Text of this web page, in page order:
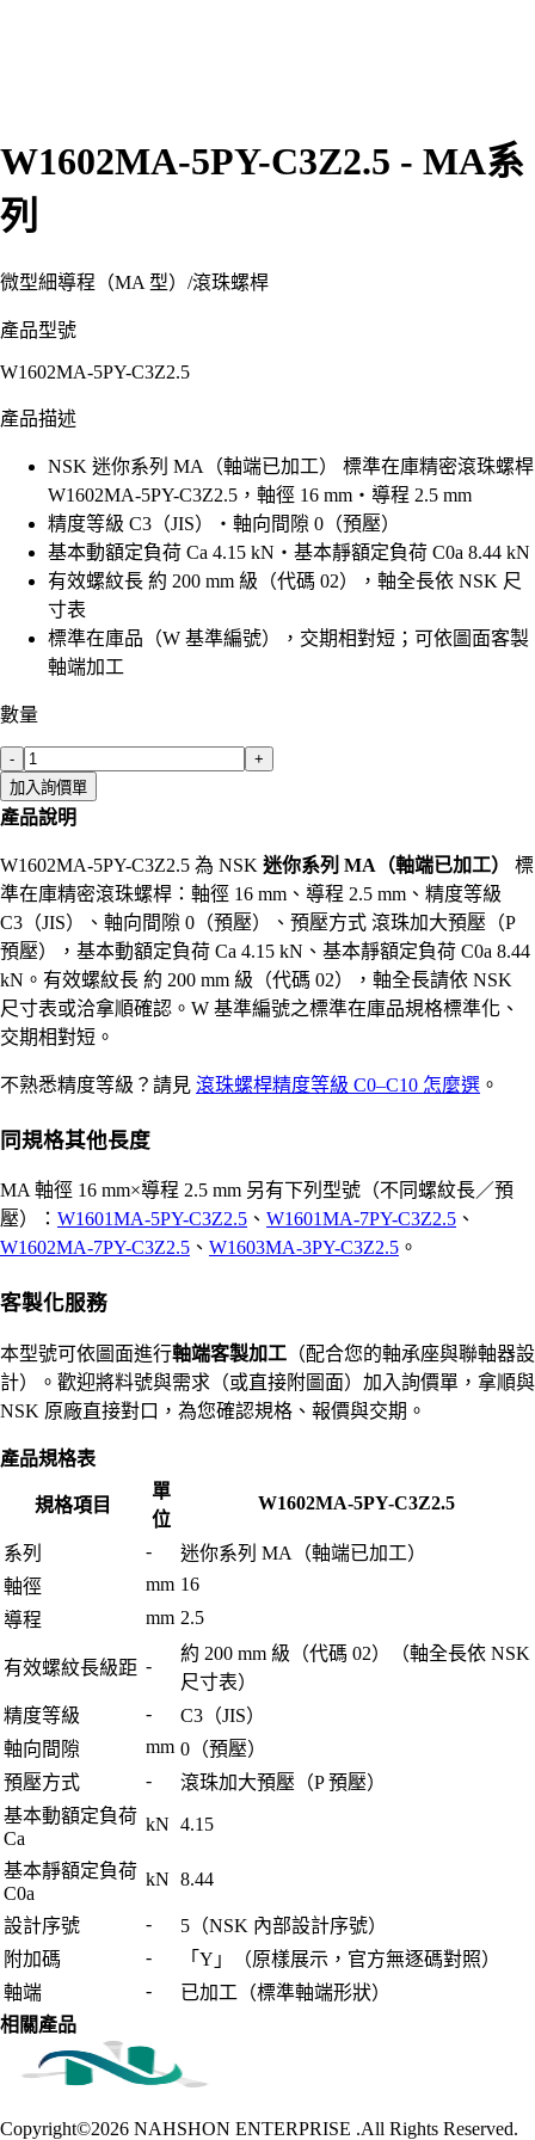
W1602MA-5PY-C3Z2.5 - MA系
列
微型細導程（MA 型） /滾珠螺桿
產品型號
W1602MA-5PY-C3Z2.5
產品描述
NSK 迷你系列 MA（軸端已加工） 標準在庫精密滾珠螺桿
W1602MA-5PY-C3Z2.5，軸徑 16 mm・導程 2.5 mm
精度等級 C3（JIS）・軸向間隙 0（預壓）
基本動額定負荷 Ca 4.15 kN・基本靜額定負荷 C0a 8.44 kN
有效螺紋長 約 200 mm 級（代碼 02），軸全長依 NSK 尺
寸表
標準在庫品（W 基準編號），交期相對短；可依圖面客製
軸端加工
數量
-
+
加入詢價單
產品說明
W1602MA-5PY-C3Z2.5 為 NSK 迷你系列 MA（軸端已加工）
標
準在庫精密滾珠螺桿：軸徑 16 mm、導程 2.5 mm、精度等級
C3（JIS）、軸向間隙 0（預壓）、預壓方式 滾珠加大預壓（P
預壓），基本動額定負荷 Ca 4.15 kN、基本靜額定負荷 C0a 8.44
kN。有效螺紋長 約 200 mm 級（代碼 02），軸全長請依 NSK
尺寸表或洽拿順確認。W 基準編號之標準在庫品規格標準化、
交期相對短。
不熟悉精度等級？請見 滾珠螺桿精度等級 C0–C10 怎麼選 。
同規格其他長度
MA 軸徑 16 mm×導程 2.5 mm 另有下列型號（不同螺紋長／預
壓）： W1601MA-5PY-C3Z2.5 、 W1601MA-7PY-C3Z2.5 、
W1602MA-7PY-C3Z2.5 、 W1603MA-3PY-C3Z2.5 。
客製化服務
本型號可依圖面進行軸端客製加工 （配合您的軸承座與聯軸器設
計）。歡迎將料號與需求（或直接附圖面）加入詢價單，拿順與
NSK 原廠直接對口，為您確認規格、報價與交期。
產品規格表
規格項目
單
位
W1602MA-5PY-C3Z2.5
系列 -
迷你系列 MA（軸端已加工）
軸徑
mm 16
導程
mm 2.5
有效螺紋長級距 -
約 200 mm 級（代碼 02）（軸全長依 NSK
尺寸表）
精度等級
-
C3（JIS）
軸向間隙
mm 0（預壓）
預壓方式
-
滾珠加大預壓（P 預壓）
基本動額定負荷
Ca
kN 4.15
基本靜額定負荷
C0a
kN 8.44
設計序號 -
5（NSK 內部設計序號）
附加碼
-
「Y」（原樣展示，官方無逐碼對照）
軸端
-
已加工（標準軸端形狀）
相關產品
Copyright©2026 NAHSHON ENTERPRISE .All Rights Reserved.